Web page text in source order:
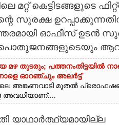
മറ്റ് കെട്ടിടങ്ങളുടെ
സുരക്ഷ
ഓഫീസ് ഉടൻ
പൊതുജനങ്ങളുടെയും
മഴ തുടരും; പത്തനംതിട്ടയിൽ
ഓറഞ്ചും അലർട്ട്
അങ്കണവാടി മുതൽ
അവധിയാണ്....
യാഥാർത്ഥ്യമായില്ല